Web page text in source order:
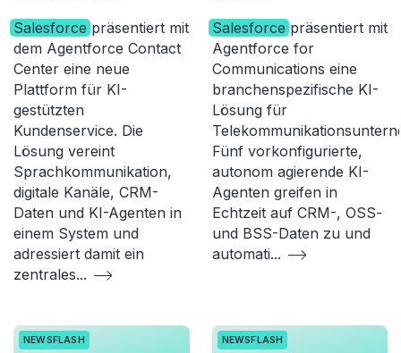
Salesforce präsentiert mit
dem Agentforce Contact
Center eine neue
Plattform für KI-
gestützten
Kundenservice. Die
Lösung vereint
Sprachkommunikation,
digitale Kanäle, CRM-
Daten und KI-Agenten in
einem System und
adressiert damit ein
zentrales...
Salesforce präsentiert mit
Agentforce for
Communications eine
branchenspezifische KI-
Lösung für
Fünf vorkonfigurierte,
autonom agierende KI-
Agenten greifen in
Echtzeit auf CRM-, OSS-
und BSS-Daten zu und
automati...
NEWSFLASH NEWSFLASH